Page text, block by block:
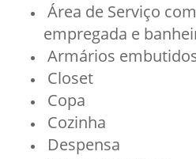
Área de Serviço
empregada e
Armários
Closet
Copa
Cozinha
Despensa